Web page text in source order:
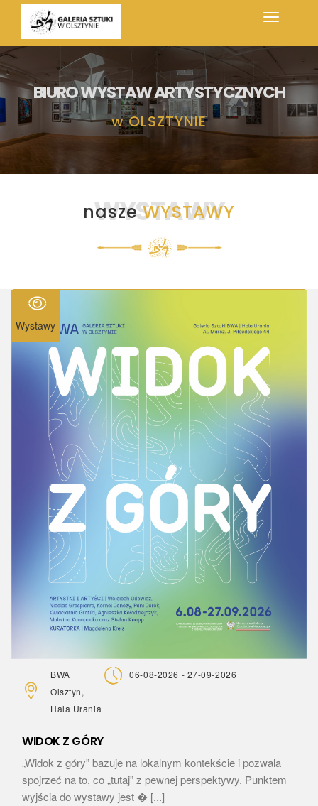
BIURO WYSTAW ARTYSTYCZNYCH
w OLSZTYNIE
WYSTAWY
naszeWYSTAWY
Wystawy
BWA
Olsztyn,
Hala Urania
06-08-2026 - 27-09-2026
WIDOK Z GÓRY
„Widok z góry” bazuje na lokalnym kontekście i pozwala
spojrzeć na to, co „tutaj” z pewnej perspektywy. Punktem
wyjścia do wystawy jest � [...]